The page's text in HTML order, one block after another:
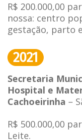
R$ 200.000,00
nossa: centro
gestação, parto
2021
Secretaria
Hospital e
Cachoeirinha –
R$ 500.000,00
Leite.